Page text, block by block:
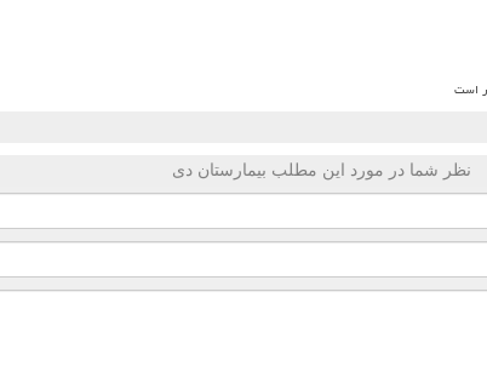
است
نظر شما در مورد این مطلب بیمارستان دی